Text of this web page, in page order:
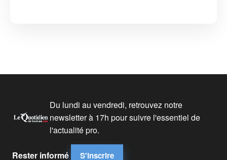
Du lundi au vendredi, retrouvez notre
newsletter à 17h pour suivre l'essentiel de
l'actualité pro.
Rester informé S'inscrire